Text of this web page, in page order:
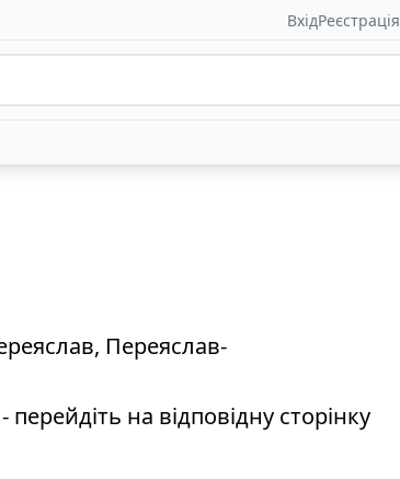
ВхідРеєстрація
Переяслав-
перейдіть на відповідну сторінку